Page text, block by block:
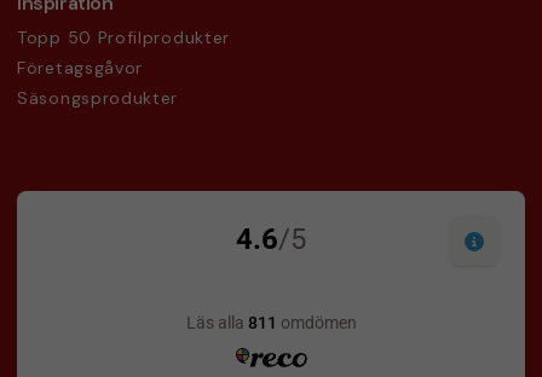
Topp 50 Profilprodukter
Företagsgåvor
Säsongsprodukter